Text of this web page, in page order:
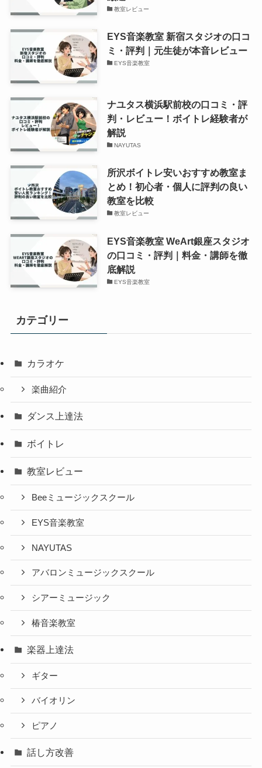
教室レビュー
EYS音楽教室 新宿スタジオの口コ
ミ・評判｜元生徒が本音レビュー
EYS音楽教室
ナユタス横浜駅前校の口コミ・評
判・レビュー！ボイトレ経験者が
解説
NAYUTAS
所沢ボイトレ安いおすすめ教室ま
とめ！初心者・個人に評判の良い
教室を比較
教室レビュー
EYS音楽教室 WeArt銀座スタジオ
の口コミ・評判｜料金・講師を徹
底解説
EYS音楽教室
カテゴリー
カラオケ
楽曲紹介
ダンス上達法
ボイトレ
教室レビュー
Beeミュージックスクール
EYS音楽教室
NAYUTAS
アバロンミュージックスクール
シアーミュージック
椿音楽教室
楽器上達法
ギター
バイオリン
ピアノ
話し方改善